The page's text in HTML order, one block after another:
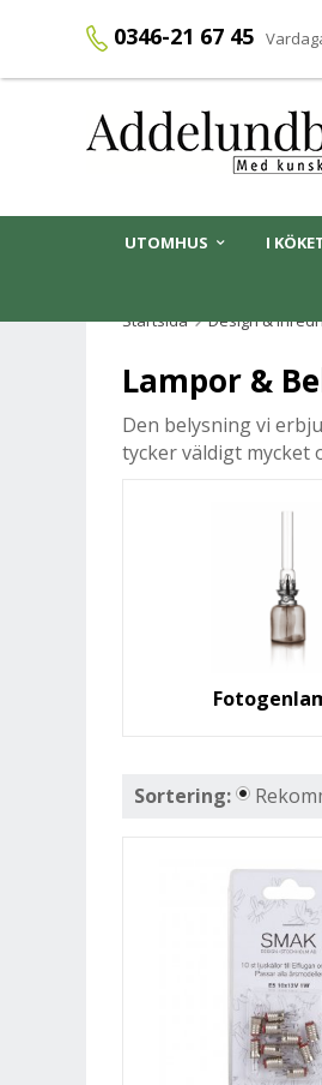
0346-21 67 45
UTOMHUS I
Startsida
Design &
Lampor &
Den belysning vi
tycker väldigt mycket
Sortering: